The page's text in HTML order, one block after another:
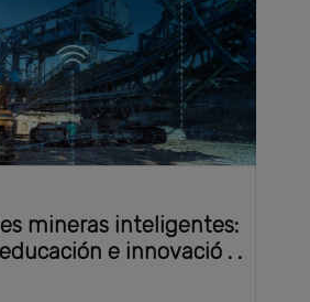
mineras inteligentes:
e innovació . .